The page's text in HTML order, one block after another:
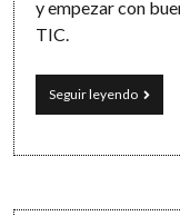
y empezar con
TIC.
Seguir leyendoCómo
curso